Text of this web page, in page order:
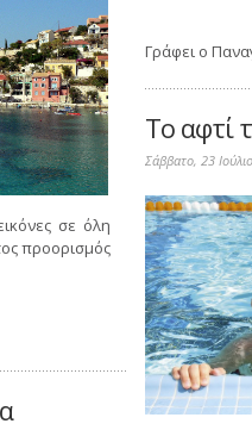
σε όλη
προορισμός
Γράφει ο
Το αφτί
Σάββατο, 23